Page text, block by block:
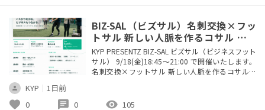
BIZ-SAL（ビズサル）名刺交換×フッ
トサル 新しい人脈を作るコサル パス
が繋がるビジネスも繋がる
KYP PRESENTZ BIZ-SAL ビズサル（ビジネスフット
サル） 9/18(金)18:45～21:00 で開催いたします。
名刺交換×フットサル 新しい人脈を作るコサル。
業主、これから起業する方等‥人脈を増やしたい方
KYP ｜ 1日前
favorite 0 chat 0 visibility 105